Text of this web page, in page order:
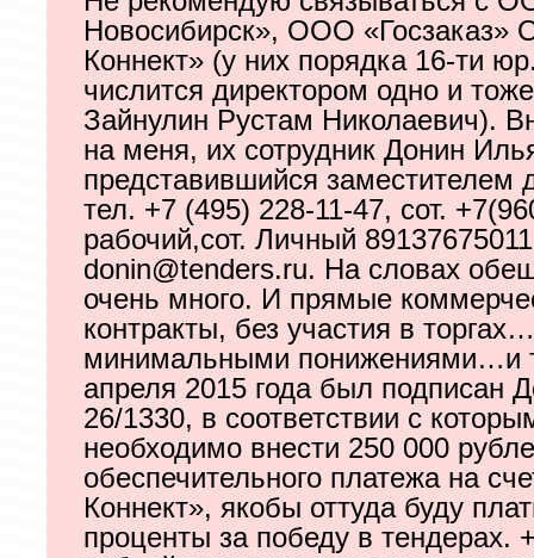
Новосибирск», ООО
Коннект» (у них порядка 16-ти
числится директором одно и
Зайнулин Рустам Николаевич).
на меня, их сотрудник Донин
представившийся заместителем
тел. +7 (495) 228-11-47, сот.
рабочий,сот. Личный
donin@tenders.ru. На словах
очень много. И прямые
контракты, без участия в
минимальными понижениями…и
апреля 2015 года был подписан
26/1330, в соответствии с
необходимо внести 250 000
обеспечительного платежа на
Коннект», якобы оттуда буду
проценты за победу в тендерах.